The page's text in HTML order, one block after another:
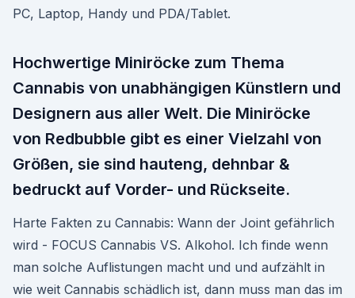
PC, Laptop, Handy und PDA/Tablet.
Hochwertige Miniröcke zum Thema
Cannabis von unabhängigen Künstlern und
Designern aus aller Welt. Die Miniröcke
von Redbubble gibt es einer Vielzahl von
Größen, sie sind hauteng, dehnbar &
bedruckt auf Vorder- und Rückseite.
Harte Fakten zu Cannabis: Wann der Joint gefährlich
wird - FOCUS Cannabis VS. Alkohol. Ich finde wenn
man solche Auflistungen macht und und aufzählt in
wie weit Cannabis schädlich ist, dann muss man das im